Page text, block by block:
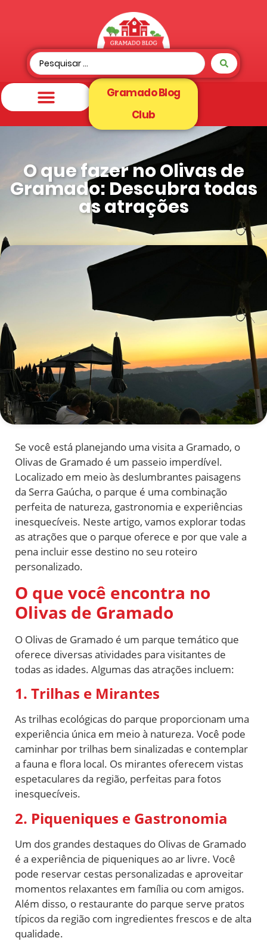
Gramado Blog
Club
O que fazer no Olivas de
Gramado: Descubra todas
as atrações
Se você está planejando uma visita a Gramado, o
Olivas de Gramado é um passeio imperdível.
Localizado em meio às deslumbrantes paisagens
da Serra Gaúcha, o parque é uma combinação
perfeita de natureza, gastronomia e experiências
inesquecíveis. Neste artigo, vamos explorar todas
as atrações que o parque oferece e por que vale a
pena incluir esse destino no seu roteiro
personalizado.
O que você encontra no
Olivas de Gramado
O Olivas de Gramado é um parque temático que
oferece diversas atividades para visitantes de
todas as idades. Algumas das atrações incluem:
1. Trilhas e Mirantes
As trilhas ecológicas do parque proporcionam uma
experiência única em meio à natureza. Você pode
caminhar por trilhas bem sinalizadas e contemplar
a fauna e flora local. Os mirantes oferecem vistas
espetaculares da região, perfeitas para fotos
inesquecíveis.
2. Piqueniques e Gastronomia
Um dos grandes destaques do Olivas de Gramado
é a experiência de piqueniques ao ar livre. Você
pode reservar cestas personalizadas e aproveitar
momentos relaxantes em família ou com amigos.
Além disso, o restaurante do parque serve pratos
típicos da região com ingredientes frescos e de alta
qualidade.